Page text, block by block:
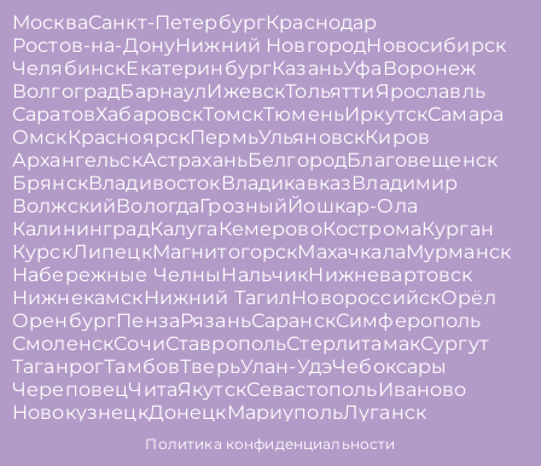
МоскваСанкт-ПетербургКраснодар
Ростов-на-ДонуНижний НовгородНовосибирск
ЧелябинскЕкатеринбургКазаньУфа Воронеж
ВолгоградБарнаулИжевскТольяттиЯрославль
СаратовХабаровскТомскТюменьИркутскСамара
ОмскКрасноярскПермьУльяновскКиров
АрхангельскАстраханьБелгородБлаговещенск
БрянскВладивостокВладикавказВладимир
ВолжскийВологдаГрозныйЙошкар-Ола
КалининградКалуга КемеровоКостромаКурган
КурскЛипецкМагнитогорскМахачкалаМурманск
Набережные Челны НальчикНижневартовск
НижнекамскНижний ТагилНовороссийскОрёл
ОренбургПензаРязаньСаранскСимферополь
СмоленскСочиСтавропольСтерлитамакСургут
ТаганрогТамбовТверьУлан-УдэЧебоксары
ЧереповецЧитаЯкутскСевастопольИваново
НовокузнецкДонецкМариупольЛуганск
Политика конфиденциальности